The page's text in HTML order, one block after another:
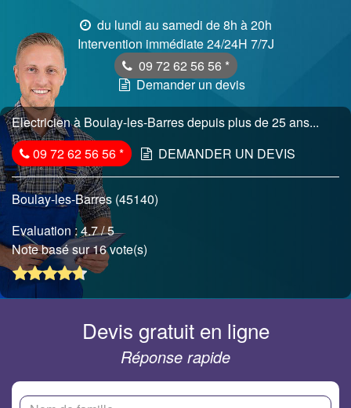
du lundi au samedi de 8h à 20h
Intervention immédiate 24/24H 7/7J
09 72 62 56 56 *
Demander un devis
Electricien à Boulay-les-Barres depuis plus de 25 ans...
09 72 62 56 56* DEMANDER UN DEVIS
Boulay-les-Barres (45140)
Evaluation :4.7/ 5
Note basé sur 16 vote(s)
Devis gratuit en ligne
Réponse rapide